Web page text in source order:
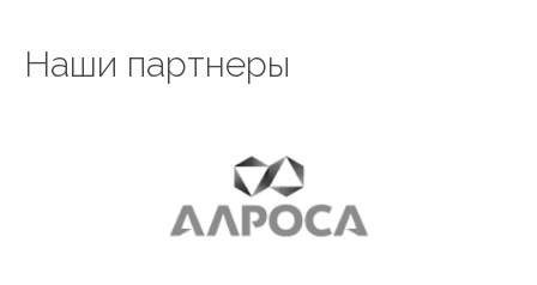
Наши партнеры